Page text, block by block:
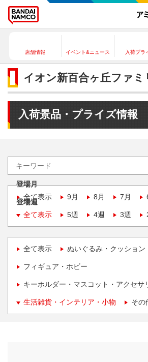
店舗情報 イベント&ニュース 入荷プラ
イオン新百合ヶ丘ファミ
入荷景品・プライズ情報
登場月
全て表示
9月 8月 7月
登場週
全て表示
5週 4週 3週
全て表示 ぬいぐるみ・クッション
フィギュア・ホビー
キーホルダー・マスコット・アクセサ
生活雑貨・インテリア・小物 その